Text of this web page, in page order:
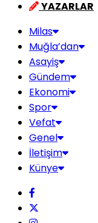
YAZARLAR
Milas
Muğla’dan
Asayiş
Gündem
Ekonomi
Spor
Vefat
Genel
İletişim
Künye